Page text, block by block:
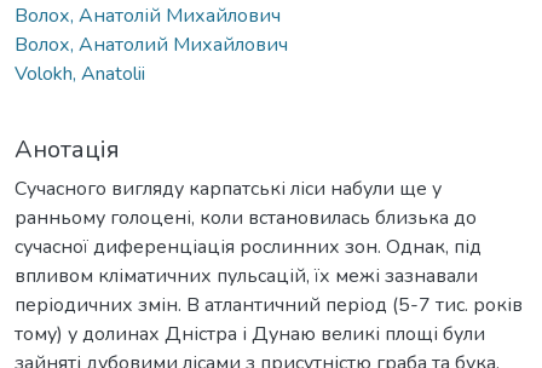
Волох, Анатолій Михайлович
Волох, Анатолий Михайлович
Volokh, Anatolii
Анотація
Сучасного вигляду карпатські ліси набули ще у
ранньому голоцені, коли встановилась близька до
сучасної диференціація рослинних зон. Однак, під
впливом кліматичних пульсацій, їх межі зазнавали
періодичних змін. В атлантичний період (5-7 тис. років
тому) у долинах Дністра і Дунаю великі площі були